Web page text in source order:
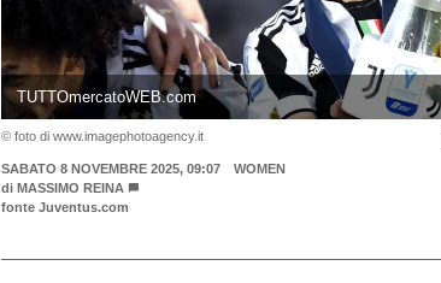
TUTTOmercatoWEB.com
© foto di www.imagephotoagency.it
SABATO 8 NOVEMBRE 2025, 09:07
WOMEN
di MASSIMO REINA
fonte Juventus.com